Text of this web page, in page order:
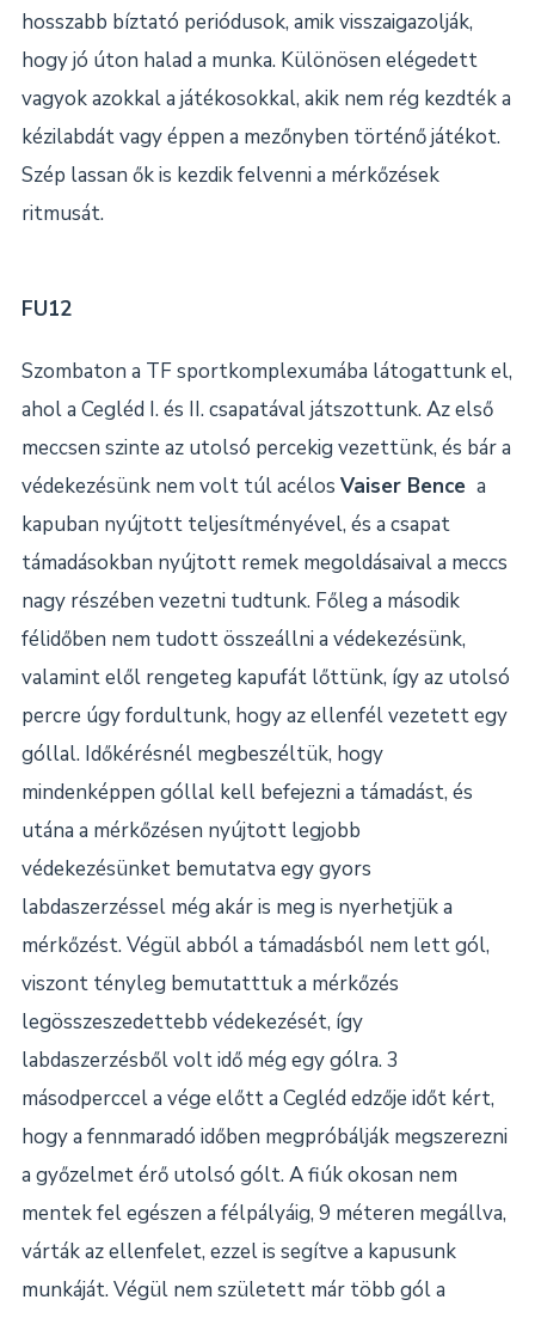
hosszabb bíztató periódusok, amik visszaigazolják,
hogy jó úton halad a munka. Különösen elégedett
vagyok azokkal a játékosokkal, akik nem rég kezdték a
kézilabdát vagy éppen a mezőnyben történő játékot.
Szép lassan ők is kezdik felvenni a mérkőzések
ritmusát.
FU12
Szombaton a TF sportkomplexumába látogattunk el,
ahol a Cegléd I. és II. csapatával játszottunk. Az első
meccsen szinte az utolsó percekig vezettünk, és bár a
védekezésünk nem volt túl acélos Vaiser Bence a
kapuban nyújtott teljesítményével, és a csapat
támadásokban nyújtott remek megoldásaival a meccs
nagy részében vezetni tudtunk. Főleg a második
félidőben nem tudott összeállni a védekezésünk,
valamint elől rengeteg kapufát lőttünk, így az utolsó
percre úgy fordultunk, hogy az ellenfél vezetett egy
góllal. Időkérésnél megbeszéltük, hogy
mindenképpen góllal kell befejezni a támadást, és
utána a mérkőzésen nyújtott legjobb
védekezésünket bemutatva egy gyors
labdaszerzéssel még akár is meg is nyerhetjük a
mérkőzést. Végül abból a támadásból nem lett gól,
viszont tényleg bemutatttuk a mérkőzés
legösszeszedettebb védekezését, így
labdaszerzésből volt idő még egy gólra. 3
másodperccel a vége előtt a Cegléd edzője időt kért,
hogy a fennmaradó időben megpróbálják megszerezni
a győzelmet érő utolsó gólt. A fiúk okosan nem
mentek fel egészen a félpályáig, 9 méteren megállva,
várták az ellenfelet, ezzel is segítve a kapusunk
munkáját. Végül nem született már több gól a